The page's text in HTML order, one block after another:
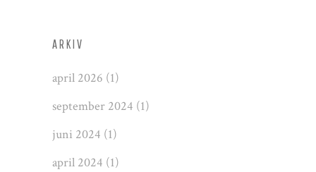
ARKIV
april 2026 (1)
september 2024 (1)
juni 2024 (1)
april 2024 (1)